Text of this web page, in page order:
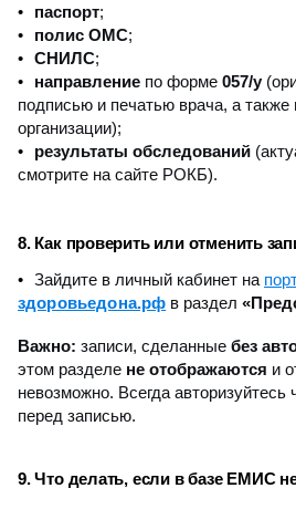
паспорт;
полис ОМС;
СНИЛС;
направление по форме 057/у
подписью и печатью врача, а
организации);
результаты обследований
смотрите на сайте РОКБ).
8. Как проверить или отменить
Зайдите в личный кабинет на
здоровьедона.рф в раздел
Важно: записи, сделанные без
этом разделе не отображаются и
невозможно. Всегда авторизуйтесь
перед записью.
9. Что делать, если в базе ЕМИС